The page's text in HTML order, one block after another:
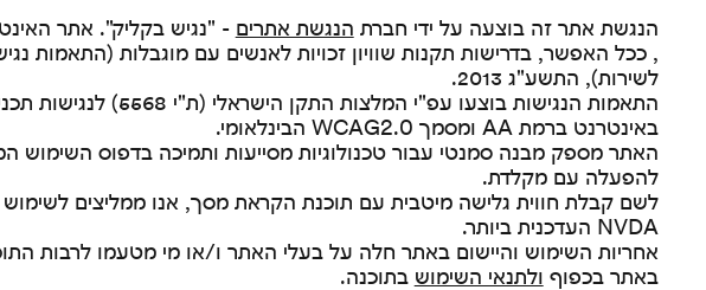
הנגשת אתר זה בוצעה על ידי חברת הנגשת אתרים - "נגיש בקליק". אתר
, ככל האפשר, בדרישות תקנות שוויון זכויות לאנשים עם מוגבלות (התאמות
לשירות), התשע"ג 2013.
התאמות הנגישות בוצעו עפ"י המלצות התקן הישראלי (ת"י 5568)
באינטרנט ברמת AA ומסמך WCAG2.0 הבינלאומי.
האתר מספק מבנה סמנטי עבור טכנולוגיות מסייעות ותמיכה בדפוס השימוש
להפעלה עם מקלדת.
לשם קבלת חווית גלישה מיטבית עם תוכנת הקראת מסך, אנו ממליצים
NVDA העדכנית ביותר.
אחריות השימוש והיישום באתר חלה על בעלי האתר ו/או מי מטעמו לרבות
באתר בכפוף ולתנאי השימוש בתוכנה.